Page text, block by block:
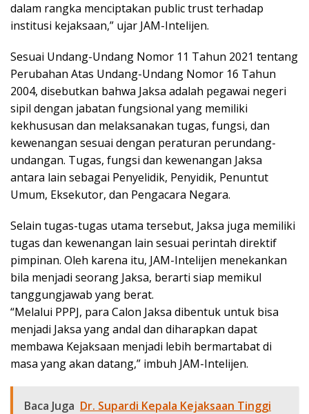
dalam rangka menciptakan public trust terhadap
institusi kejaksaan,” ujar JAM-Intelijen.
Sesuai Undang-Undang Nomor 11 Tahun 2021 tentang
Perubahan Atas Undang-Undang Nomor 16 Tahun
2004, disebutkan bahwa Jaksa adalah pegawai negeri
sipil dengan jabatan fungsional yang memiliki
kekhususan dan melaksanakan tugas, fungsi, dan
kewenangan sesuai dengan peraturan perundang-
undangan. Tugas, fungsi dan kewenangan Jaksa
antara lain sebagai Penyelidik, Penyidik, Penuntut
Umum, Eksekutor, dan Pengacara Negara.
Selain tugas-tugas utama tersebut, Jaksa juga memiliki
tugas dan kewenangan lain sesuai perintah direktif
pimpinan. Oleh karena itu, JAM-Intelijen menekankan
bila menjadi seorang Jaksa, berarti siap memikul
tanggungjawab yang berat.
“Melalui PPPJ, para Calon Jaksa dibentuk untuk bisa
menjadi Jaksa yang andal dan diharapkan dapat
membawa Kejaksaan menjadi lebih bermartabat di
masa yang akan datang,” imbuh JAM-Intelijen.
Baca Juga Dr. Supardi Kepala Kejaksaan Tinggi